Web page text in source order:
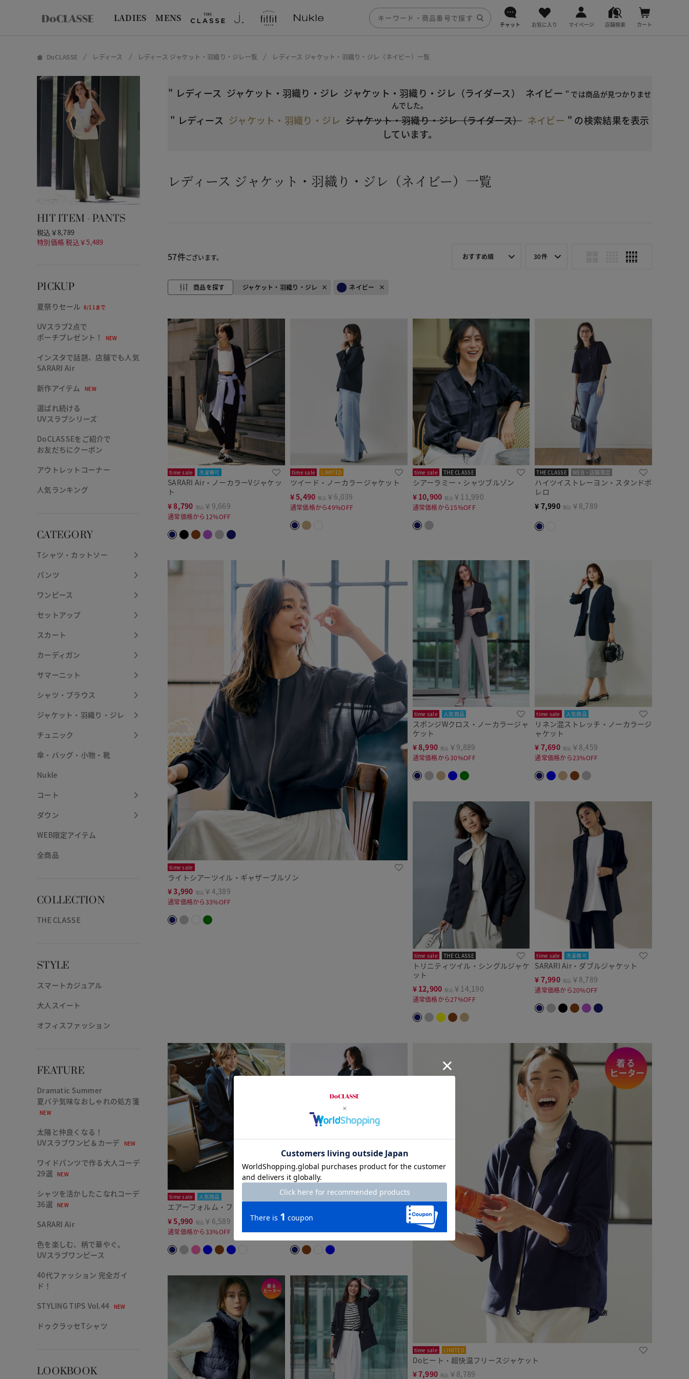
LADIES MENS
チャット お気に入り マイページ 店舗検索
fitfit
カート
DoCLASSE レディース レディース ジャケット・羽織り・ジレ一覧 レディース ジャケット・羽織り・ジレ（ネイビー）一覧
HIT ITEM - PANTS
税込￥8,789
特別価格 税込￥5,489
PICKUP
夏祭りセール 8/11まで
UVスラブ2点で
ポーチプレゼント！
NEW
インスタで話題、店舗でも人気
SARARI Air
新作アイテム
NEW
選ばれ続ける
UVスラブシリーズ
DoCLASSEをご紹介で
お友だちにクーポン
アウトレットコーナー
人気ランキング
CATEGORY
Tシャツ・カットソー
パンツ
ワンピース
セットアップ
スカート
カーディガン
サマーニット
シャツ・ブラウス
ジャケット・羽織り・ジレ
チュニック
傘・バッグ・小物・靴
Nukle
コート
ダウン
WEB限定アイテム
全商品
COLLECTION
THE CLASSE
STYLE
スマートカジュアル
大人スイート
オフィスファッション
FEATURE
Dramatic Summer
夏バテ気味なおしゃれの処方箋
NEW
太陽と仲良くなる！
UVスラブワンピ＆カーデ
NEW
ワイドパンツで作る大人コーデ
29選
NEW
シャツを活かしたこなれコーデ
36選
NEW
SARARI Air
色を楽しむ、柄で華やぐ。
UVスラブワンピース
40代ファッション 完全ガイ
ド！
STYLING TIPS Vol.44
NEW
ドゥクラッセTシャツ
LOOKBOOK
" レディース ジャケット・羽織り・ジレ ジャケット・羽織り・ジレ（ライダース） ネイビー " では商品が見つかりませ
んでした。
" レディース ジャケット・羽織り・ジレ ジャケット・羽織り・ジレ（ライダース） ネイビー " の検索結果を表示
しています。
レディース ジャケット・羽織り・ジレ（ネイビー）一覧
57件ございます。 おすすめ順 30件
商品を探す ジャケット・羽織り・ジレ ネイビー
time sale 洗濯機可
SARARI Air・ノーカラーVジャケッ
ト
¥8,790 税込 ￥9,669
通常価格から12%OFF
time sale LIMITED
ツイード・ノーカラージャケット
¥5,490 税込 ￥6,039
通常価格から49%OFF
time sale THE CLASSE
シアーラミー・シャツブルゾン
¥ 10,900 税込 ￥11,990
通常価格から15%OFF
THE CLASSE WEB・店舗限定
ハイツイストレーヨン・スタンドボ
レロ
¥ 7,990 税込 ￥8,789
time sale
ライトシアーツイル・ギャザーブルゾン
¥3,990 税込 ￥4,389
通常価格から33%OFF
time sale 人気商品
スポンジWクロス・ノーカラージャ
ケット
¥8,990 税込 ￥9,889
通常価格から30%OFF
time sale 人気商品
リネン混ストレッチ・ノーカラージ
ャケット
¥ 7,690 税込 ￥8,459
通常価格から23%OFF
time sale THE CLASSE
トリニティツイル・シングルジャケ
ット
¥ 12,900 税込 ￥14,190
通常価格から27%OFF
time sale 洗濯機可
SARARI Air・ダブルジャケット
¥ 7,990 税込 ￥8,789
通常価格から20%OFF
time sale 人気商品
エアーフォルム・フードジャケット
¥5,990 税込 ￥6,589
通常価格から33%OFF
time sale LIMITED
¥4,990
通常価格から44%OFF
time sale LIMITED
Doヒート・超快温フリースジャケット
¥7,990 税込 ￥8,789